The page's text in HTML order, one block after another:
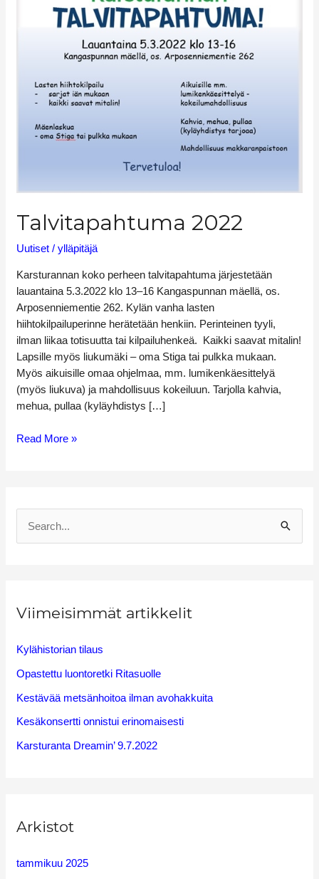
Talvitapahtuma 2022
Uutiset /ylläpitäjä
Karsturannan koko perheen talvitapahtuma järjestetään
lauantaina 5.3.2022 klo 13–16 Kangaspunnan mäellä, os.
Arposenniementie 262. Kylän vanha lasten
hiihtokilpailuperinne herätetään henkiin. Perinteinen tyyli,
ilman liikaa totisuutta tai kilpailuhenkeä. Kaikki saavat mitalin!
Lapsille myös liukumäki – oma Stiga tai pulkka mukaan.
Myös aikuisille omaa ohjelmaa, mm. lumikenkäesittelyä
(myös liukuva) ja mahdollisuus kokeiluun. Tarjolla kahvia,
mehua, pullaa (kyläyhdistys […]
Read More »
c
o
r
:
Viimeisimmät artikkelit
Kylähistorian tilaus
Opastettu luontoretki Ritasuolle
Kestävää metsänhoitoa ilman avohakkuita
Kesäkonsertti onnistui erinomaisesti
Karsturanta Dreamin’ 9.7.2022
Arkistot
tammikuu 2025